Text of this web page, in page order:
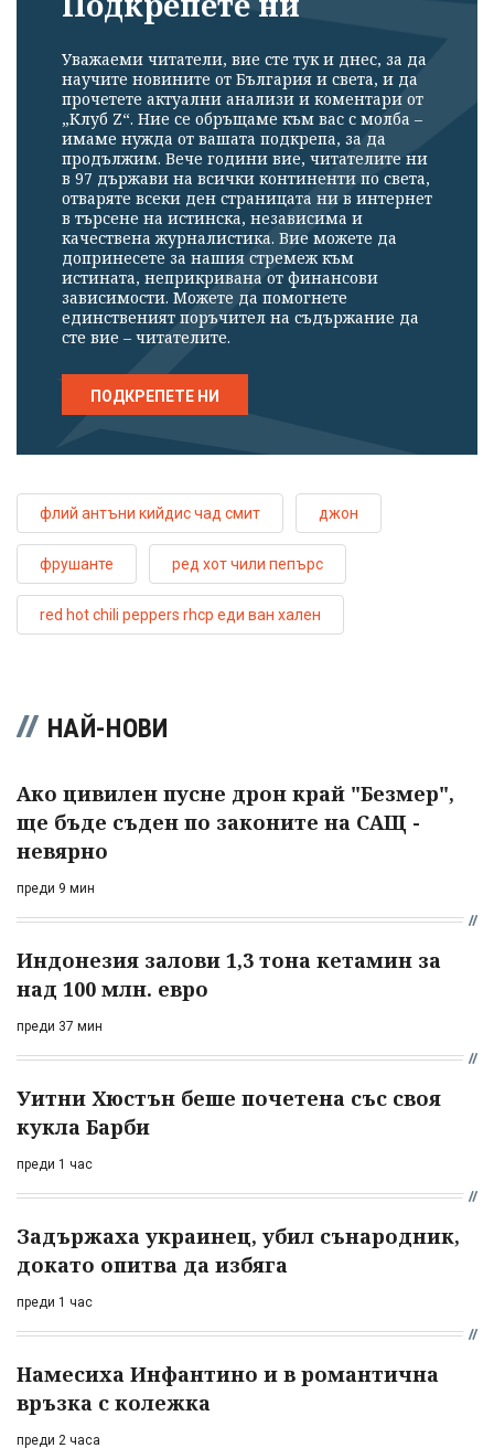
Уважаеми читатели, вие сте тук и днес, за да
научите новините от България и света, и да
прочетете актуални анализи и коментари от
„Клуб Z“. Ние се обръщаме към вас с молба –
имаме нужда от вашата подкрепа, за да
продължим. Вече години вие, читателите ни
в 97 държави на всички континенти по света,
отваряте всеки ден страницата ни в интернет
в търсене на истинска, независима и
качествена журналистика. Вие можете да
допринесете за нашия стремеж към
истината, неприкривана от финансови
зависимости. Можете да помогнете
единственият поръчител на съдържание да
сте вие – читателите.
ПОДКРЕПЕТЕ НИ
флий антъни кийдис чад смит джон
фрушанте ред хот чили пепърс
red hot chili peppers rhcp еди ван хален
НАЙ-НОВИ
Ако цивилен пусне дрон край "Безмер",
ще бъде съден по законите на САЩ -
невярно
преди 9 мин
Индонезия залови 1,3 тона кетамин за
над 100 млн. евро
преди 37 мин
Уитни Хюстън беше почетена със своя
кукла Барби
преди 1 час
Задържаха украинец, убил сънародник,
докато опитва да избяга
преди 1 час
Намесиха Инфантино и в романтична
връзка с колежка
преди 2 часа